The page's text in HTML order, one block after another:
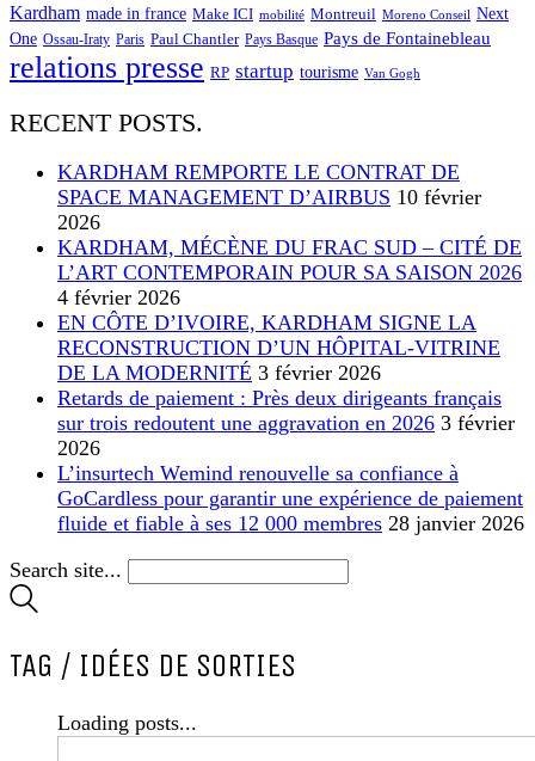
Kardham made in france Make ICI mobilité Montreuil Moreno Conseil Next
One Ossau-Iraty Paris Paul Chantler Pays Basque Pays de Fontainebleau
relations presse RP startup tourisme Van Gogh
RECENT POSTS.
KARDHAM REMPORTE LE CONTRAT DE
SPACE MANAGEMENT D’AIRBUS 10 février
2026
KARDHAM, MÉCÈNE DU FRAC SUD – CITÉ DE
L’ART CONTEMPORAIN POUR SA SAISON 2026
4 février 2026
EN CÔTE D’IVOIRE, KARDHAM SIGNE LA
RECONSTRUCTION D’UN HÔPITAL-VITRINE
DE LA MODERNITÉ 3 février 2026
Retards de paiement : Près deux dirigeants français
sur trois redoutent une aggravation en 2026 3 février
2026
L’insurtech Wemind renouvelle sa confiance à
GoCardless pour garantir une expérience de paiement
fluide et fiable à ses 12 000 membres 28 janvier 2026
Search site...
TAG / IDÉES DE SORTIES
Loading posts...